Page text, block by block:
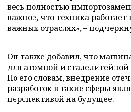
весь полностью
важное, что техника работает
важных отраслях», –
Он также добавил, что
для атомной и
По его словам, внедрение
разработок в такие сферы
перспективой на будущее.